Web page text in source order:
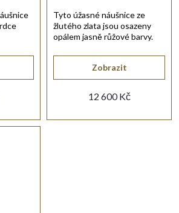
12 600 Kč
Zobrazit
Tyto úžasné náušnice ze
žlutého zlata jsou osazeny
opálem jasně růžové barvy.